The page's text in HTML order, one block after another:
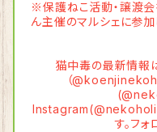
※保護ねこ活動・譲渡
ん主催のマルシェに参
猫中毒の最新情報
（
す。フ